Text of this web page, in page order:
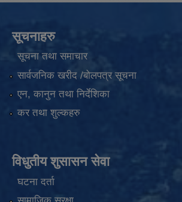
सूचनाहरु
सूचना तथा समाचार
सार्वजनिक खरीद /बोलपत्र सूचना
एन, कानुन तथा निर्देशिका
कर तथा शुल्कहरु
विधुतीय शुसासन सेवा
घटना दर्ता